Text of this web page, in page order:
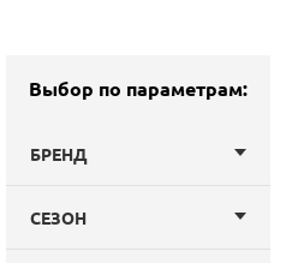
Выбор по параметрам:
БРЕНД
СЕЗОН